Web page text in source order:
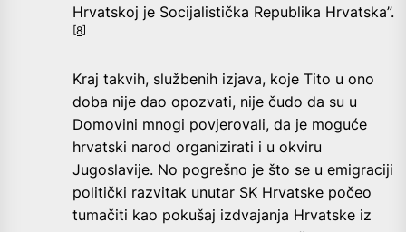
Hrvatskoj je Socijalistička Republika Hrvatska”.
[8]
Kraj takvih, službenih izjava, koje Tito u ono
doba nije dao opozvati, nije čudo da su u
Domovini mnogi povjerovali, da je moguće
hrvatski narod organizirati i u okviru
Jugoslavije. No pogrešno je što se u emigraciji
politički razvitak unutar SK Hrvatske počeo
tumačiti kao pokušaj izdvajanja Hrvatske iz